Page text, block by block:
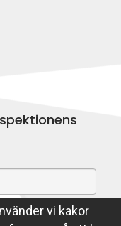
vi kakor
godkänner du att